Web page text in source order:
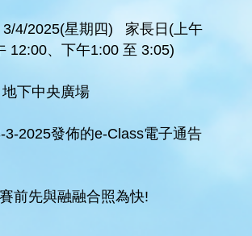
3/4/2025(星期四) 家長日(上午
12:00、下午1:00 至 3:05)
中央廣場
3-2025發佈的e-Class電子通告
前先與融融合照為快!